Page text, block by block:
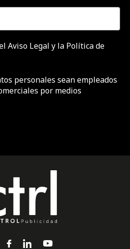
Aviso Legal y la Política de
personales sean empleados
por medios